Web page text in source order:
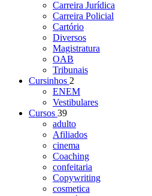
Carreira Jurídica
Carreira Policial
Cartório
Diversos
Magistratura
OAB
Tribunais
Cursinhos 2
ENEM
Vestibulares
Cursos 39
adulto
Afiliados
cinema
Coaching
confeitaria
Copywriting
cosmetica